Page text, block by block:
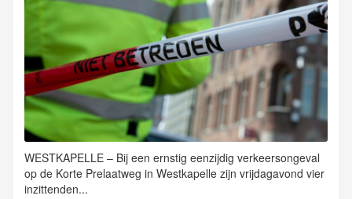
WESTKAPELLE – Bij een ernstig eenzijdig verkeersongeval
op de Korte Prelaatweg in Westkapelle zijn vrijdagavond vier
inzittenden...